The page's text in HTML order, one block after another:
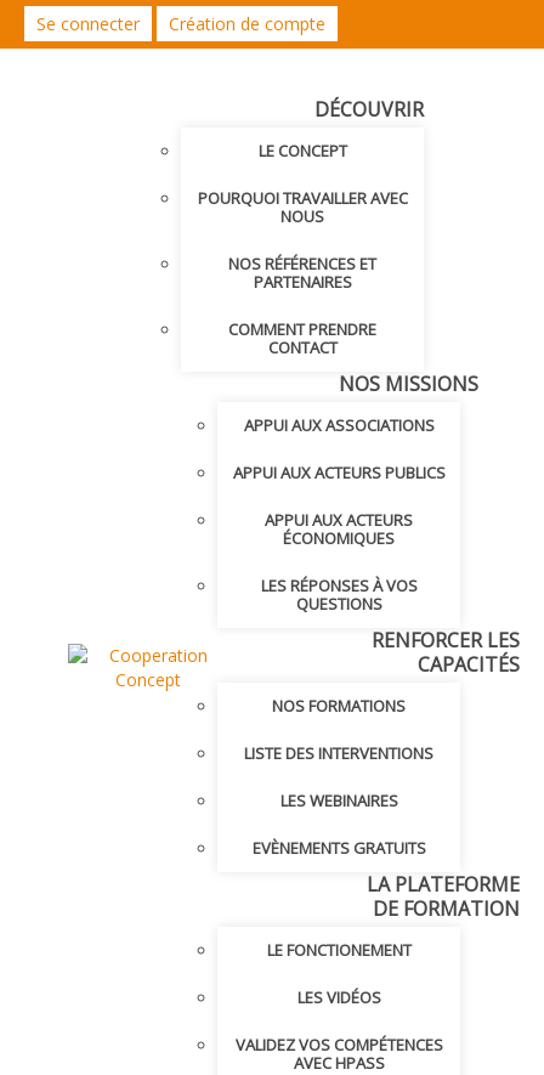
Se connecter Création de compte
DÉCOUVRIR
LE CONCEPT
POURQUOI TRAVAILLER AVEC
NOUS
NOS RÉFÉRENCES ET
PARTENAIRES
COMMENT PRENDRE
CONTACT
NOS MISSIONS
APPUI AUX ASSOCIATIONS
APPUI AUX ACTEURS PUBLICS
APPUI AUX ACTEURS
ÉCONOMIQUES
LES RÉPONSES À VOS
QUESTIONS
RENFORCER LES
CAPACITÉS
NOS FORMATIONS
LISTE DES INTERVENTIONS
LES WEBINAIRES
EVÈNEMENTS GRATUITS
LA PLATEFORME
DE FORMATION
LE FONCTIONEMENT
LES VIDÉOS
VALIDEZ VOS COMPÉTENCES
AVEC HPASS